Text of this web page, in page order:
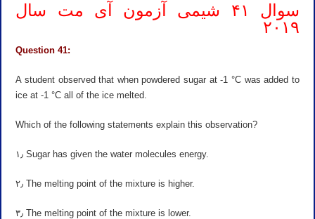
سوال ۴۱ شیمی آزمون آی مت سال
۲۰۱۹
Question 41:
A student observed that when powdered sugar at -1 °C was added to
ice at -1 °C all of the ice melted.
Which of the following statements explain this observation?
۱٫ Sugar has given the water molecules energy.
۲٫ The melting point of the mixture is higher.
۳٫ The melting point of the mixture is lower.